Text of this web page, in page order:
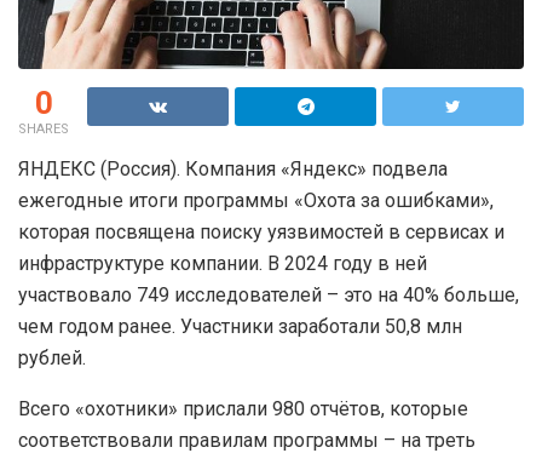
0
SHARES
ЯНДЕКС (Россия). Компания «Яндекс» подвела
ежегодные итоги программы «Охота за ошибками»,
которая посвящена поиску уязвимостей в сервисах и
инфраструктуре компании. В 2024 году в ней
участвовало 749 исследователей – это на 40% больше,
чем годом ранее. Участники заработали 50,8 млн
рублей.
Всего «охотники» прислали 980 отчётов, которые
соответствовали правилам программы – на треть